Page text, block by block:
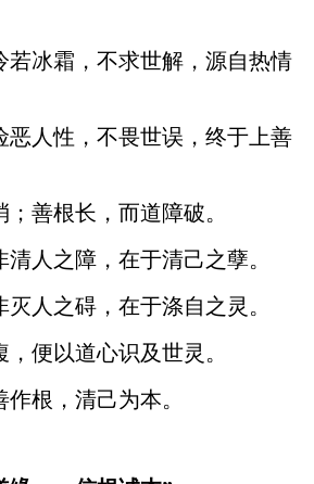
若冰霜，不求世解，源自热情
恶人性，不畏世误，终于上善
善根长，而道障破。
人之障，在于清己之孽。
人之碍，在于涤自之灵。
便以道心识及世灵。
根，清己为本。